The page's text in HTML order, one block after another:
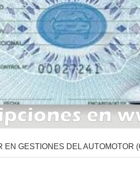
EN GESTIONES DEL AUTOMOTOR